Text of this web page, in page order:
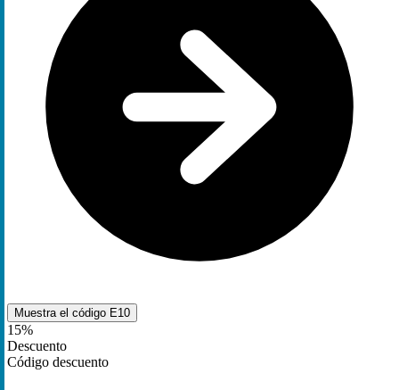
Muestra el código E10
15%
Descuento
Código descuento